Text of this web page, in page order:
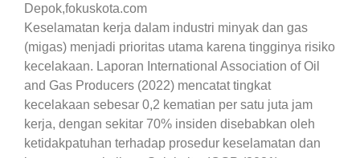
Depok,fokuskota.com
Keselamatan kerja dalam industri minyak dan gas
(migas) menjadi prioritas utama karena tingginya risiko
kecelakaan. Laporan International Association of Oil
and Gas Producers (2022) mencatat tingkat
kecelakaan sebesar 0,2 kematian per satu juta jam
kerja, dengan sekitar 70% insiden disebabkan oleh
ketidakpatuhan terhadap prosedur keselamatan dan